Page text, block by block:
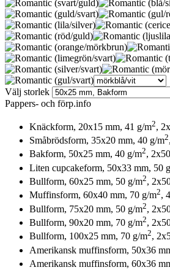
Välj storlek
Pappers- och förp.info
Knäckform, 20x15 mm, 41 g/m2,
Småbrödsform, 35x20 mm, 40 g/m2
Bakform, 50x25 mm, 40 g/m2,
Liten cupcakeform, 50x33 mm, 50
Bullform, 60x25 mm, 50 g/m2,
Muffinsform, 60x40 mm, 70 g/m2,
Bullform, 75x20 mm, 50 g/m2,
Bullform, 90x20 mm, 70 g/m2,
Bullform, 100x25 mm, 70 g/m2,
Amerikansk muffinsform, 50x36
Amerikansk muffinsform, 60x36